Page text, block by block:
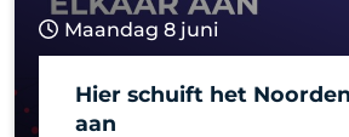
Maandag 8 juni
Hier schuift het
aan